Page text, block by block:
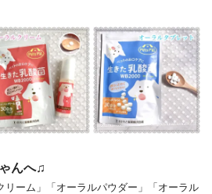
んへ♫
リーム」「オーラルパウダー」「オーラル